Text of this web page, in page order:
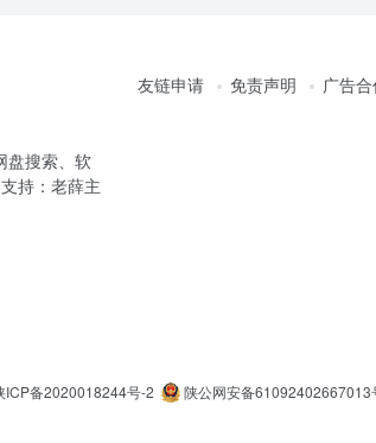
盘搜索、软
持： 老薛主
友链申请 免责声明 广告
ICP备2020018244号-2 陕公网安备61092402667013